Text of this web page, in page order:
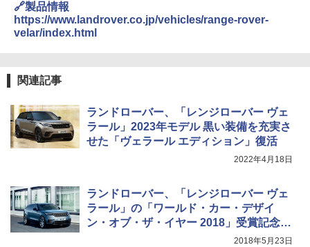
🔗製品情報
https://www.landrover.co.jp/vehicles/range-rover-
velar/index.html
関連記事
ランドローバー、「レンジローバー ヴェ
ラール」2023年モデル 黒い装備を充実さ
せた「ヴェラール エディション」復活
2022年4月18日
ランドローバー、「レンジローバー ヴェ
ラール」の「ワールド・カー・デザイ
ン・オブ・ザ・イヤー 2018」受賞記念特
2018年5月23日